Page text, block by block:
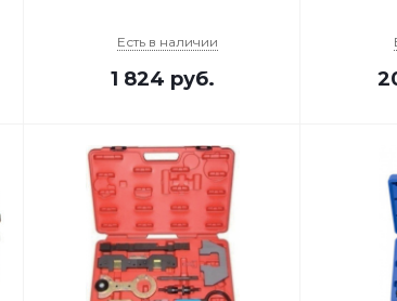
Есть в наличии
1 824 руб.